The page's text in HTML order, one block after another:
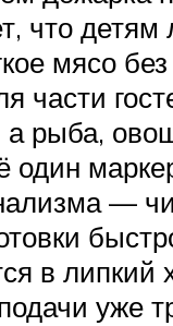
что детям
мясо
части
рыба,
—
в липкий
уже